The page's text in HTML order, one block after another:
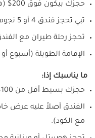
حجزك بيكون فوق 200$ (هنا الـ 15% بيكون توفير محترم).
تبي تحجز فندق 4 أو 5 نجوم (التوفير بيكون أكبر).
تحجز رحلة طيران مع
الإقامة الطويلة (أسبوع أو
ما يناسبك إذا:
حجزك بسيط أقل من 100$ (التوفير بيكون بسيط).
الفندق أصلاً عليه عرض
مع الكود).